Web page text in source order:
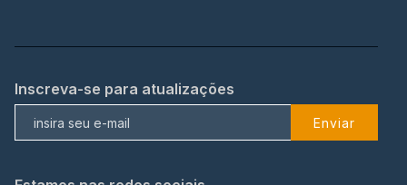
Inscreva-se para atualizações
Enviar